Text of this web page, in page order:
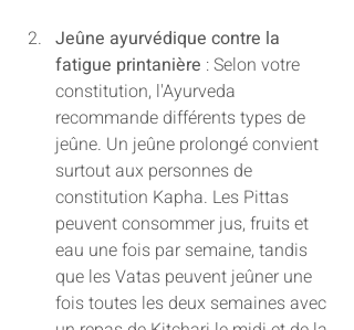
Jeûne ayurvédique contre la
fatigue printanière : Selon votre
constitution, l'Ayurveda
recommande différents types de
jeûne. Un jeûne prolongé convient
surtout aux personnes de
constitution Kapha. Les Pittas
peuvent consommer jus, fruits et
eau une fois par semaine, tandis
que les Vatas peuvent jeûner une
fois toutes les deux semaines avec